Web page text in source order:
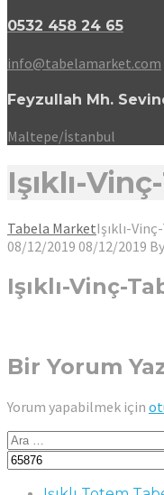
0532 458 24 65
info@tabelamarket.com
Feyzullah Mh.
Maltepe/İstanbul
Işıklı-
Tabela MarketIşıklı-
08/12/2019 08/12/2019 By
Işıklı-Vinç-
Bir Yorum
Yorum yapabilmek için
Arama: